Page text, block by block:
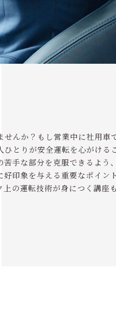
んか？もし営業中に社用車
ひとりが安全運転を心がける
手な部分を克服できるよう
印象を与える重要なポイン
の運転技術が身につく講座